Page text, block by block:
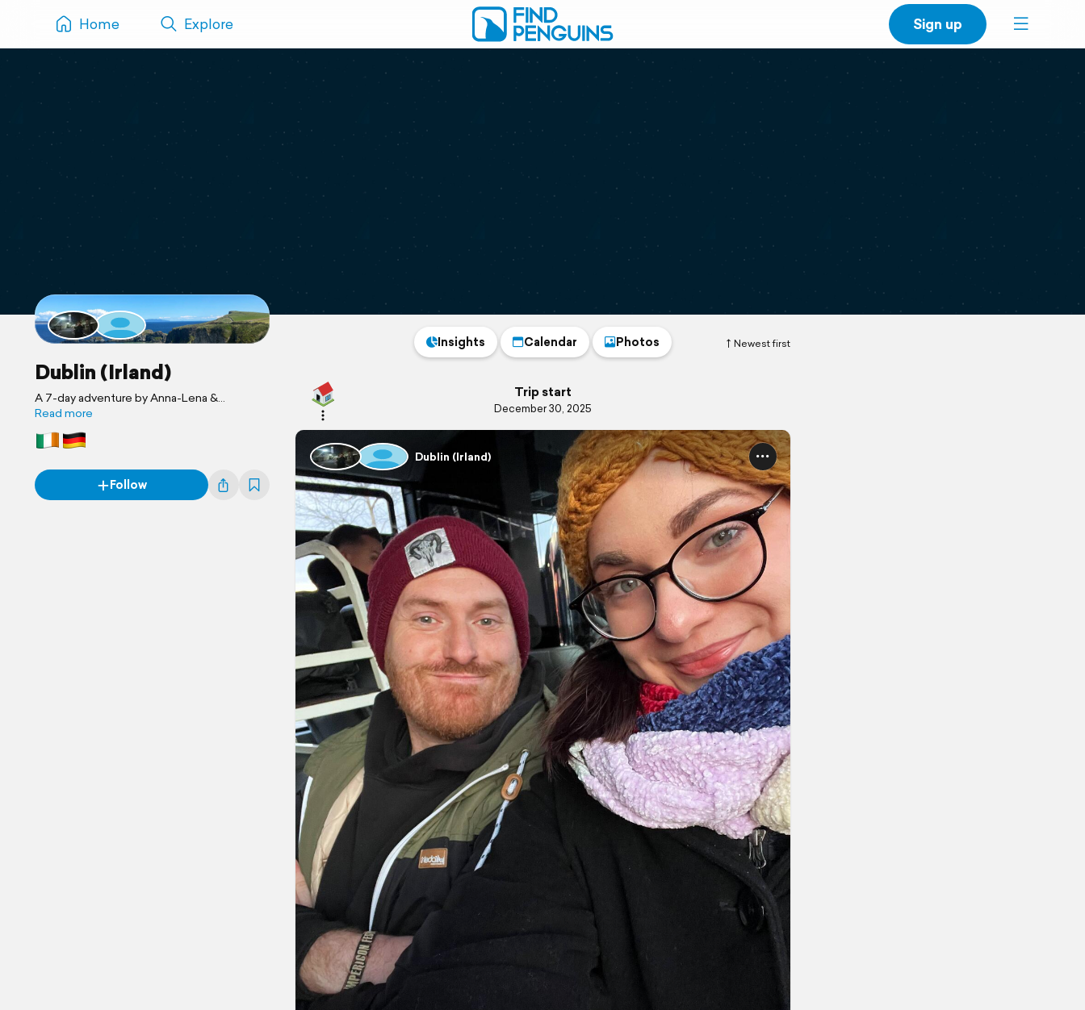
Home Explore Sign up
Dublin (Irland)
A 7-day adventure by Anna-Lena &
Sebastian
Read more
Follow
Newest first
Insights Calendar Photos
Trip start
December 30, 2025
Dublin (Irland)